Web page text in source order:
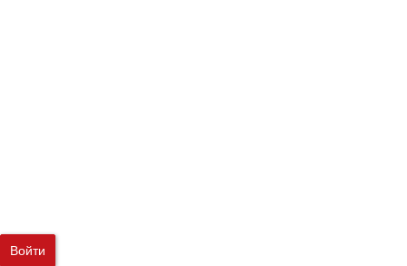
Войти